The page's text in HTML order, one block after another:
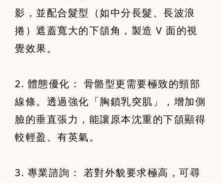
影，並配合髮型（如中分長髮、長波浪
捲）遮蓋寬大的下頜角，製造 V 面的視
覺效果。
2. 體態優化： 骨骼型更需要極致的頸部
線條。透過強化「胸鎖乳突肌」，增加側
臉的垂直張力，能讓原本沈重的下頜顯得
較輕盈、有英氣。
3. 專業諮詢： 若對外貌要求極高，可尋